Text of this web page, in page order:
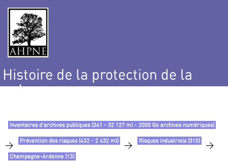
Histoire de la protection de la
nature
Inventaires d’archives publiques (341 - 32 127 ml - 2000 Go archives numériques)
> Prévention des risques (432 - 2 432 ml) > Risques industriels (310) >
Champagne-Ardenne (13)